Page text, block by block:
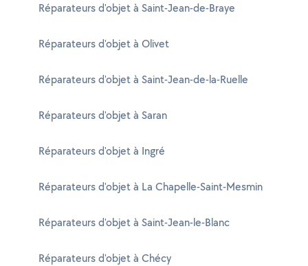
Réparateurs d'objet à Saint-Jean-de-Braye
Réparateurs d'objet à Olivet
Réparateurs d'objet à Saint-Jean-de-la-Ruelle
Réparateurs d'objet à Saran
Réparateurs d'objet à Ingré
Réparateurs d'objet à La Chapelle-Saint-Mesmin
Réparateurs d'objet à Saint-Jean-le-Blanc
Réparateurs d'objet à Chécy